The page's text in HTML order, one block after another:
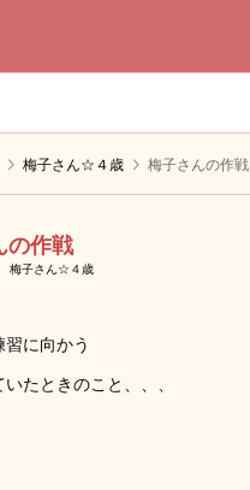
梅子さん☆４歳 梅子さんの作戦
の作戦
梅子さん☆４歳
に向かう
たときのこと、、、